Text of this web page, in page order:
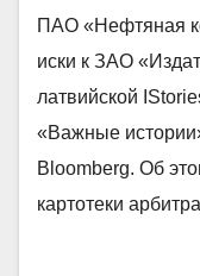
ПАО «Нефтяная
иски к ЗАО
латвийской
«Важные
Bloomberg. Об
картотеки